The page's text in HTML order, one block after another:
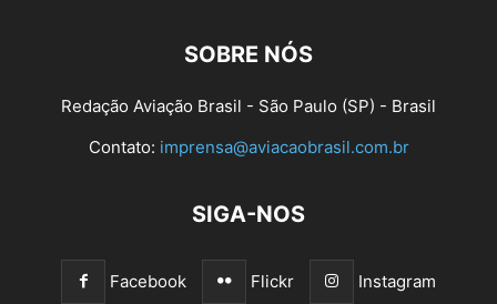
SOBRE NÓS
Redação Aviação Brasil - São Paulo (SP) - Brasil
Contato: imprensa@aviacaobrasil.com.br
SIGA-NOS
Facebook Flickr Instagram